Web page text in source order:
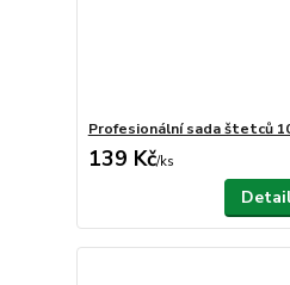
Profesionální sada štetců
139 Kč/ks